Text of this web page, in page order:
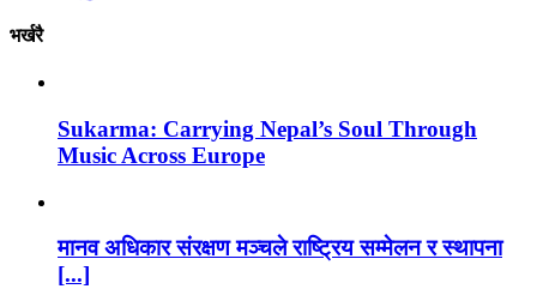
भर्खरै
Sukarma: Carrying Nepal’s Soul Through
Music Across Europe
मानव अधिकार संरक्षण मञ्चले राष्ट्रिय सम्मेलन र स्थापना
[...]